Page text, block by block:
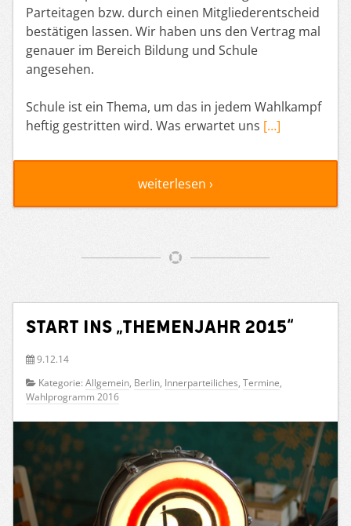
Parteitagen bzw. durch einen Mitgliederentscheid
bestätigen lassen. Wir haben uns den Vertrag mal
genauer im Bereich Bildung und Schule
angesehen.
Schule ist ein Thema, um das in jedem Wahlkampf
heftig gestritten wird. Was erwartet uns […]
weiterlesen ›
Start ins „Themenjahr 2015“
9.12.14
Kategorie: Allgemein, Berlin, Innerparteiliches, Termine,
Wahlprogramm 2016